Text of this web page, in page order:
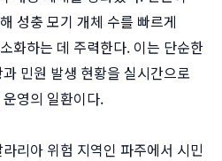
성충 모기 개체 수를 빠르게
화하는 데 주력한다. 이는 단순한
민원 발생 현황을 실시간으로
영의 일환이다.
리아 위험 지역인 파주에서 시민